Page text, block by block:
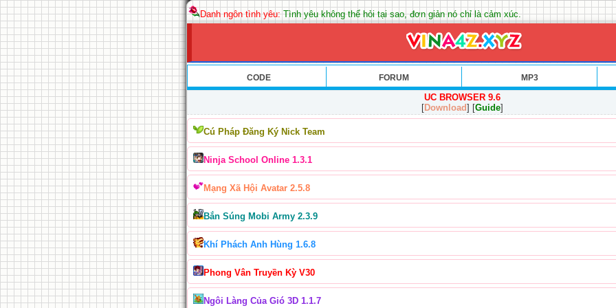
Danh ngôn tình yêu:Tình yêu không thể hỏi tại sao, đơn giản nó chỉ là cảm xúc.
CODE FORUM MP3
UC BROWSER 9.6
[Download] [Guide]
Cú Pháp Đăng Ký Nick Team
Ninja School Online 1.3.1
Mạng Xã Hội Avatar 2.5.8
Bắn Súng Mobi Army 2.3.9
Khí Phách Anh Hùng 1.6.8
Phong Vân Truyền Kỳ V30
Ngôi Làng Của Gió 3D 1.1.7